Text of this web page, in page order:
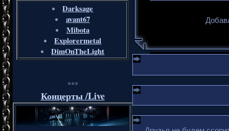
Darksage
avant67
Mibota
Explorermetal
DimOnTheLight
***
Концерты /Live